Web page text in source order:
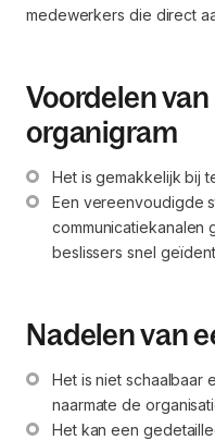
medewerkers die direct
Voordelen
organigram
Het is gemakkelijk bij
Een vereenvoudigde
communicatiekanalen
beslissers snel
Nadelen van
Het is niet schaalbaar
naarmate de
Het kan een